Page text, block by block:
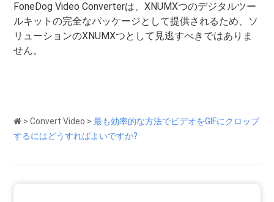
FoneDog Video Converterは、XNUMXつのデジタルツー
ルキットの完全なパッケージとして提供されるため、ソ
リューションのXNUMXつとして見逃すべきではありま
せん。
>Convert Video >最も効率的な方法でビデオをGIFにクロップ
するにはどうすればよいですか?